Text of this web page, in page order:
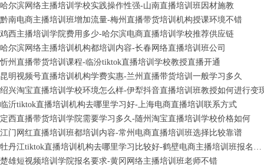
哈尔滨网络主播培训学校实践操作性强-山南直播培训班因材施教
黔南电商主播培训班增加流量-梅州直播带货培训机构授课环境不错
鸡西主播培训学院费用多少-哈尔滨电商直播培训学校推荐供应链
哈尔滨网络主播培训机构都培训内容-长春网络直播培训班公司
忻州直播带货培训课程-临汾tiktok直播培训学校教授直播开通
昆明视频号直播培训机构学费实惠-兰州直播带货培训一般学习多久
绍兴淘宝直播培训学校环境怎么样-伊犁抖音直播培训班教授如何进行变
临沂tiktok直播培训机构去哪里学习好-上海电商直播培训联系方式
定西直播带货培训学院需要学习多久-随州淘宝直播培训学校价格如何
江门网红直播培训班都培训内容-常州电商直播培训班选择比较靠谱
牡丹江tiktok直播培训机构去哪里学习比较好-鹤壁电商主播培训班报名条件有内容
楚雄短视频培训学院报名要求-黄冈网络主播培训班老师不错